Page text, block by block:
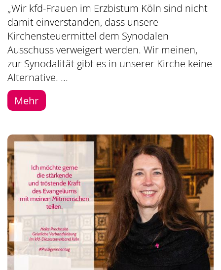
„Wir kfd-Frauen im Erzbistum Köln sind nicht
damit einverstanden, dass unsere
Kirchensteuermittel dem Synodalen
Ausschuss verweigert werden. Wir meinen,
zur Synodalität gibt es in unserer Kirche keine
Alternative. ...
Mehr